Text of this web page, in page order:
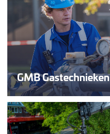
GMB Gastechnieken